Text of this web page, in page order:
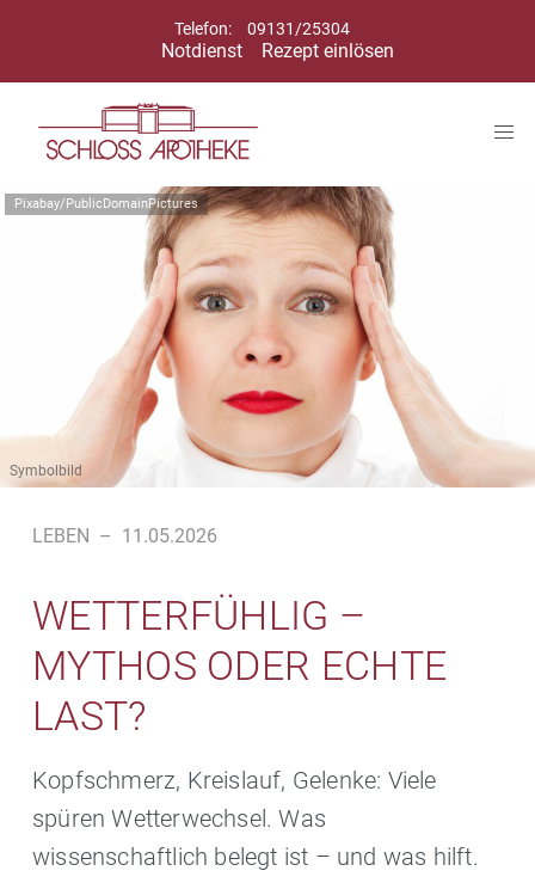
Telefon: 09131/25304
Notdienst Rezept einlösen
Pixabay/PublicDomainPictures
Symbolbild
LEBEN – 11.05.2026
WETTERFÜHLIG –
MYTHOS ODER ECHTE
LAST?
Kopfschmerz, Kreislauf, Gelenke: Viele
spüren Wetterwechsel. Was
wissenschaftlich belegt ist – und was hilft.